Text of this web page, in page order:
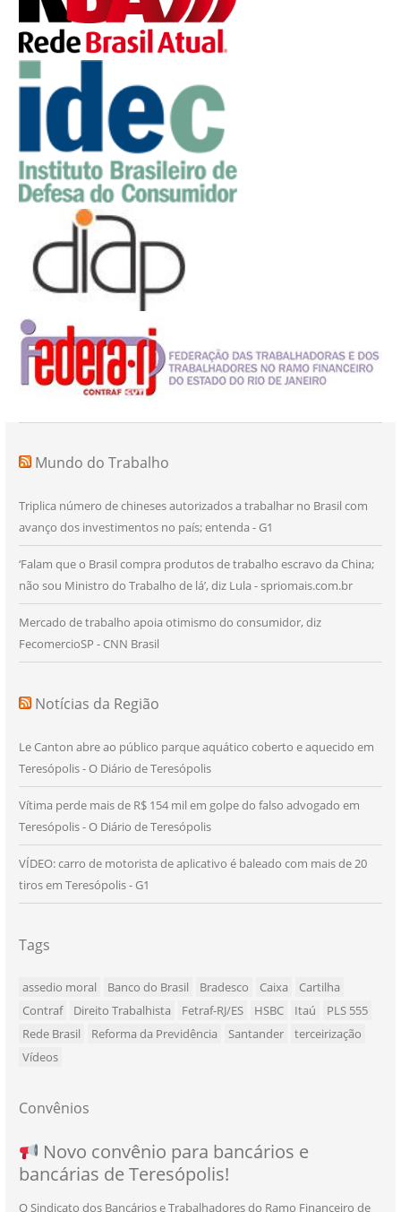
Mundo do Trabalho
Triplica número de chineses autorizados a trabalhar no Brasil com
avanço dos investimentos no país; entenda - G1
‘Falam que o Brasil compra produtos de trabalho escravo da China;
não sou Ministro do Trabalho de lá’, diz Lula - spriomais.com.br
Mercado de trabalho apoia otimismo do consumidor, diz
FecomercioSP - CNN Brasil
Notícias da Região
Le Canton abre ao público parque aquático coberto e aquecido em
Teresópolis - O Diário de Teresópolis
Vítima perde mais de R$ 154 mil em golpe do falso advogado em
Teresópolis - O Diário de Teresópolis
VÍDEO: carro de motorista de aplicativo é baleado com mais de 20
tiros em Teresópolis - G1
Tags
assedio moral Banco do Brasil Bradesco Caixa
Cartilha
Contraf
Direito Trabalhista Fetraf-RJ/ES HSBC Itaú
PLS 555
Rede Brasil
Reforma da Previdência Santander
terceirização
Vídeos
Convênios
SEU NOVO BENEFÍCIO CHEGOU
Novo convênio para bancários e
bancárias de Teresópolis!
O Sindicato dos Bancários e Trabalhadores do Ramo Financeiro de
NOVO CONVÊNIO PARA VOCÊ, BANCÁRIO
E BANCÁRIA!
Convênio com a Rede de Ensino Técnico e
Centro de Qualificação Técnica